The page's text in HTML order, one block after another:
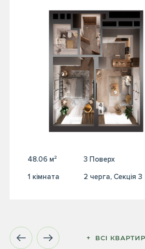
48.06 м² 3 Поверх
1 кiмната 2 черга, Секція 3
+  ВСІ